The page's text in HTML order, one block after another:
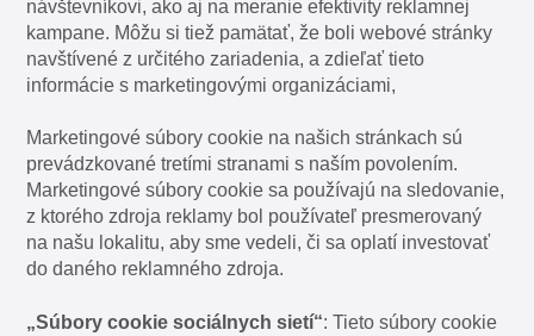
návštevníkovi, ako aj na meranie efektivity reklamnej
kampane. Môžu si tiež pamätať, že boli webové stránky
navštívené z určitého zariadenia, a zdieľať tieto
informácie s marketingovými organizáciami,
Marketingové súbory cookie na našich stránkach sú
prevádzkované tretími stranami s naším povolením.
Marketingové súbory cookie sa používajú na sledovanie,
z ktorého zdroja reklamy bol používateľ presmerovaný
na našu lokalitu, aby sme vedeli, či sa oplatí investovať
do daného reklamného zdroja.
„Súbory cookie sociálnych sietí“: Tieto súbory cookie